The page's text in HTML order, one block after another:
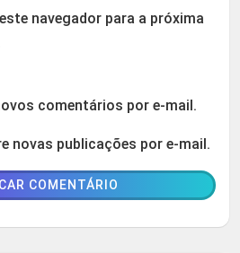
navegador para a próxima
comentários por e-mail.
novas publicações por e-mail.